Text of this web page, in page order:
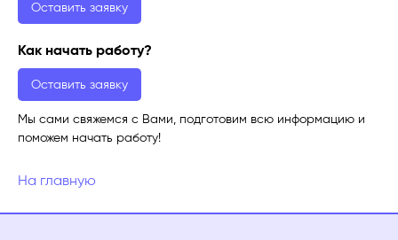
Оставить заявку
Как начать работу?
Оставить заявку
Мы сами свяжемся с Вами, подготовим всю информацию и
поможем начать работу!
На главную